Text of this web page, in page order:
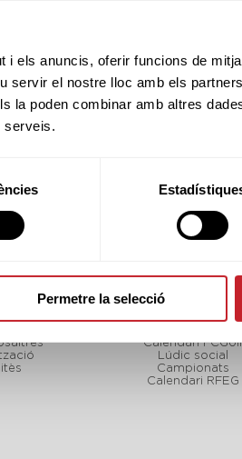
i els anuncis, oferir funcions de
servir el nostre lloc amb els
la poden combinar amb altres
serveis.
Permetre la selecció
SNR M-A
Calendari FCGolf
Lúdic social
Campionats
Calendari RFEG